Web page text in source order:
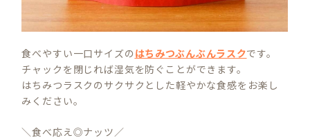
食べやすい一口サイズの はちみつぶんぶんラスクです。
チャックを閉じれば湿気を防ぐことができます。
はちみつラスクのサクサクとした軽やかな食感をお楽し
みください。
＼食べ応え◎ナッツ／